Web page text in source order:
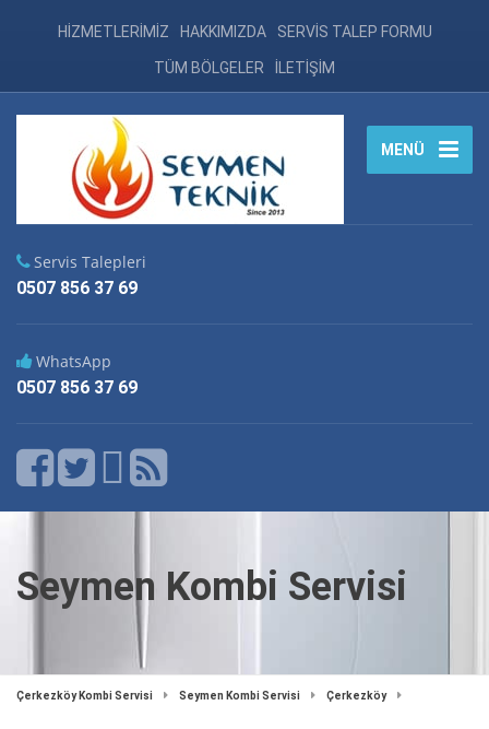
HİZMETLERİMİZ HAKKIMIZDA SERVİS TALEP FORMU
TÜM BÖLGELER İLETİŞİM
MENÜ
Servis Talepleri
0507 856 37 69
WhatsApp
0507 856 37 69
Seymen Kombi Servisi
Çerkezköy Kombi Servisi Seymen Kombi Servisi Çerkezköy